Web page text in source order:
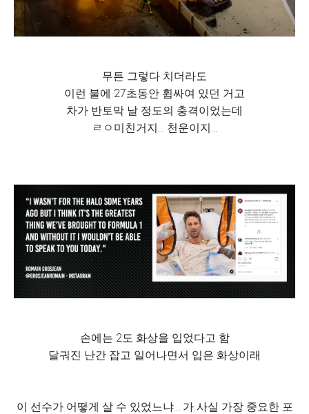
무튼 그렇다 치더라도
이런 불에 27초동안 휩싸여 있던 거고
차가 반토막 날 정도의 충격이었는데
ㄹㅇ미친거지... 천운이지...
손에는 2도 화상을 입었다고 함
달궈진 난간 잡고 일어나면서 입은 화상이래
이 선수가 어떻게 살 수 있었느냐... 가 사실 가장 중요한 포